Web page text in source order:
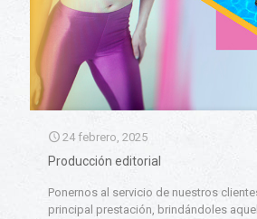
24 febrero, 2025
Producción editorial
Ponernos al servicio de nuestros
principal prestación, brindándoles